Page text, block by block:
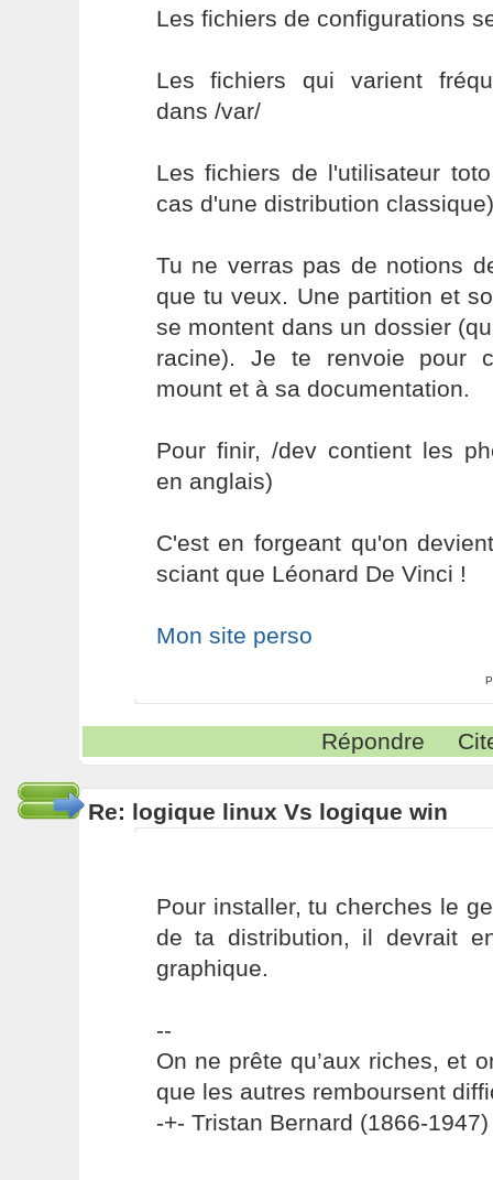
Les fichiers de configurations
Les fichiers qui varient
dans /var/
Les fichiers de l'utilisateur
cas d'une distribution
Tu ne verras pas de notions
que tu veux. Une partition et
se montent dans un dossier
racine). Je te renvoie pour
mount et à sa documentation.
Pour finir, /dev contient les
en anglais)
C'est en forgeant qu'on
sciant que Léonard De Vinci !
Mon site perso
Répondre
Re: logique linux Vs logique win
Pour installer, tu cherches le
de ta distribution, il devrait
graphique.
--
On ne prête qu’aux riches, et
que les autres remboursent
-+- Tristan Bernard (1866-1947)